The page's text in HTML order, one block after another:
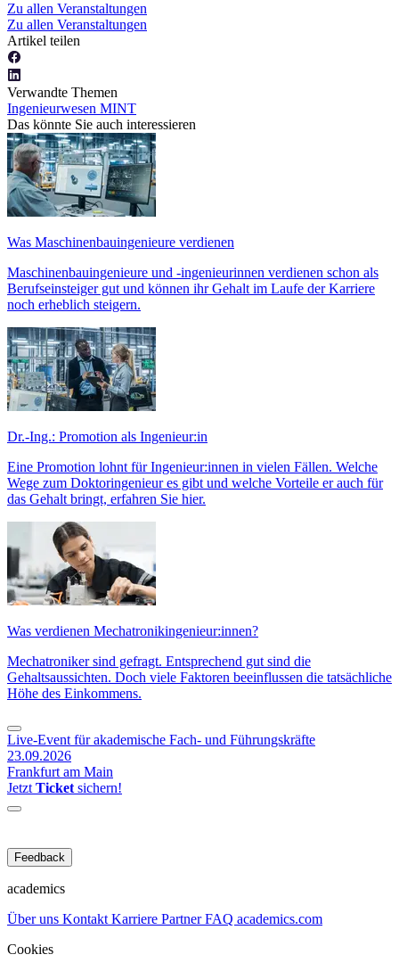
Zu allen Veranstaltungen
Zu allen Veranstaltungen
Artikel teilen
Verwandte Themen
Ingenieurwesen MINT
Das könnte Sie auch interessieren
Was Maschinenbauingenieure verdienen
Maschinenbauingenieure und -ingenieurinnen verdienen schon als
Berufseinsteiger gut und können ihr Gehalt im Laufe der Karriere
noch erheblich steigern.
Dr.-Ing.: Promotion als Ingenieur:in
Eine Promotion lohnt für Ingenieur:innen in vielen Fällen. Welche
Wege zum Doktoringenieur es gibt und welche Vorteile er auch für
das Gehalt bringt, erfahren Sie hier.
Was verdienen Mechatronikingenieur:innen?
Mechatroniker sind gefragt. Entsprechend gut sind die
Gehaltsaussichten. Doch viele Faktoren beeinflussen die tatsächliche
Höhe des Einkommens.
Live-Event für akademische Fach- und Führungskräfte
23.09.2026
Frankfurt am Main
Jetzt Ticket sichern!
Feedback
academics
Über uns Kontakt Karriere PartnerFAQ academics.com
Cookies